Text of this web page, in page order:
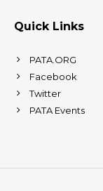
Quick Links
PATA.ORG
Facebook
Twitter
PATA Events